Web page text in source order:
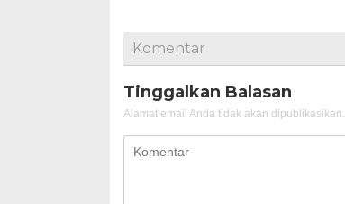
Komentar
Tinggalkan Balasan
Alamat email Anda tidak akan dipublikasikan.